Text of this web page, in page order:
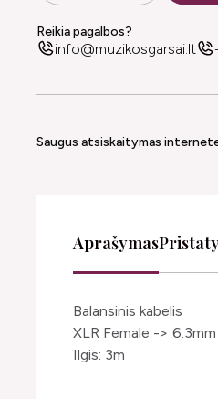
Reikia pagalbos?
info@muzikosgarsai.lt
Saugus atsiskaitymas
Aprašymas
Balansinis kabelis
XLR Female ->
Ilgis: 3m